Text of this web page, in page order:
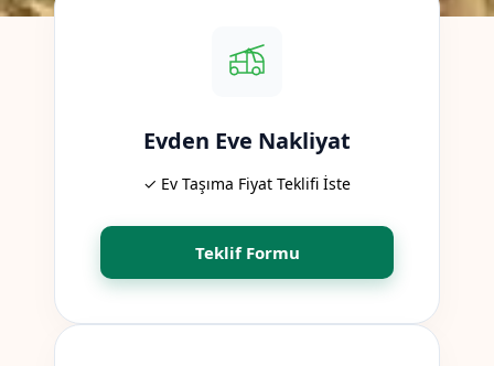
Evden Eve Nakliyat
✓ Ev Taşıma Fiyat Teklifi İste
Teklif Formu